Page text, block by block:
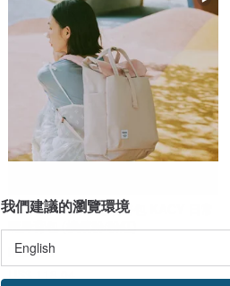
【新色】大容量捲頂書包 KACY 日常
隨身背包 (棱鏡粉/粉紅)
hellolulu
我們建議的瀏覽環境